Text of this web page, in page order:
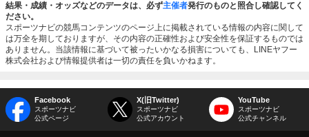
結果・成績・オッズなどのデータは、必ず主催者発行のものと照合し確認してく
ださい。
スポーツナビの競馬コンテンツのページ上に掲載されている情報の内容に関して
は万全を期しておりますが、その内容の正確性および安全性を保証するものでは
ありません。当該情報に基づいて被ったいかなる損害についても、LINEヤフー
株式会社および情報提供者は一切の責任を負いかねます。
Facebook
スポーツナビ
公式ページ
X(旧Twitter)
スポーツナビ
公式アカウント
YouTube
スポーツナビ
公式チャンネル